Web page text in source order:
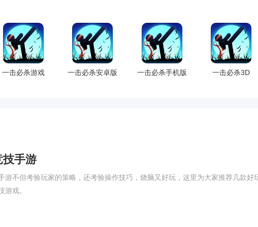
一击必杀游戏 一击必杀安卓版 一击必杀手机版 一击必杀3D
技手游
游不但考验玩家的策略，还考验操作技巧，烧脑又好玩，这里为大家推荐几款好
游戏。